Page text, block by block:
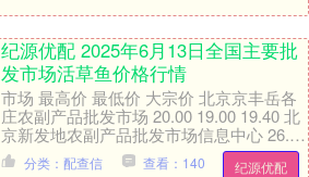
纪源优配 2025年6月13日全国主要批
发市场活草鱼价格行情
市场 最高价 最低价 大宗价 北京京丰岳各
庄农副产品批发市场 20.00 19.00 19.40 北
京新发地农副产品批发市场信息中心 26.00
20.00 2....
纪源优配
分类：配查信 查看：140